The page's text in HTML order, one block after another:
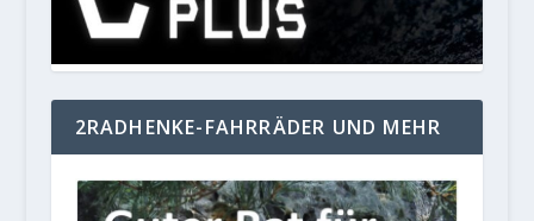
2RADHENKE-FAHRRÄDER UND MEHR